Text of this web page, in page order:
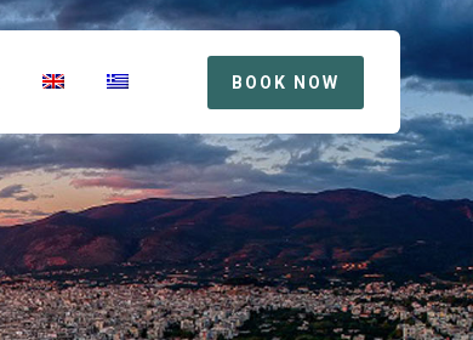
BOOK NOW